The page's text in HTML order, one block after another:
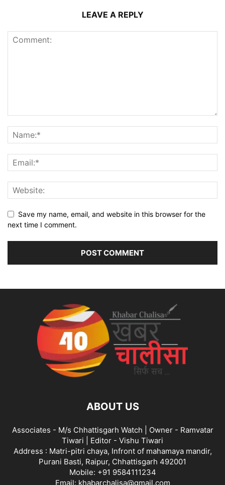
LEAVE A REPLY
Save my name, email, and website in this browser for the
next time I comment.
ABOUT US
Associates - M/s Chhattisgarh Watch | Owner - Ramvatar
Tiwari | Editor - Vishu Tiwari
Address : Matri-pitri chaya, Infront of mahamaya mandir,
Purani Basti, Raipur, Chhattisgarh 492001
Mobile: +91 9584111234
Email: khabarchalisa@gmail.com